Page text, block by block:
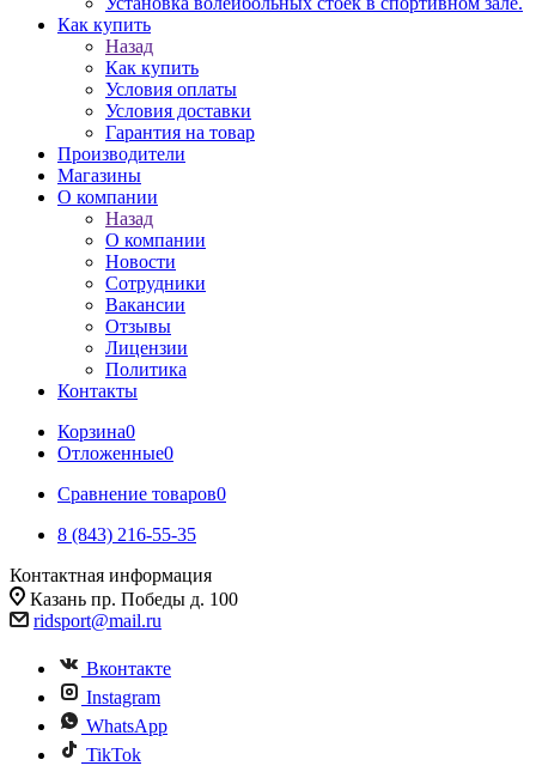
Как купить
Назад
Как купить
Условия оплаты
Условия доставки
Гарантия на товар
Производители
Магазины
О компании
Назад
О компании
Новости
Сотрудники
Вакансии
Отзывы
Лицензии
Политика
Контакты
Корзина0
Отложенные0
Сравнение товаров0
8 (843) 216-55-35
Контактная информация
Казань пр. Победы д. 100
ridsport@mail.ru
Вконтакте
Instagram
WhatsApp
TikTok